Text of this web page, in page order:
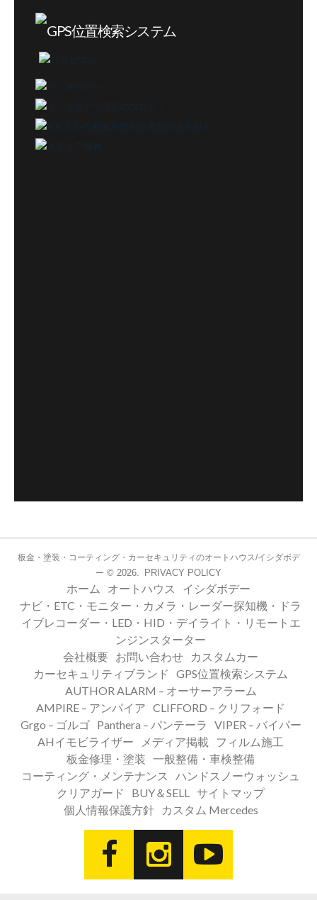
板金・塗装・コーティング・カーセキュリティのオートハウス/イシダボデ
ー © 2026. PRIVACY POLICY
ホーム オートハウス
イシダボデー
ナビ・ETC・モニター・カメラ・レーダー探知機・ドラ
イブレコーダー・LED・HID・デイライト・リモートエ
ンジンスターター
会社概要 お問い合わせ
カスタムカー
カーセキュリティブランド
GPS位置検索システム
AUTHOR ALARM – オーサーアラーム
AMPIRE – アンパイア CLIFFORD – クリフォード
Grgo – ゴルゴ
Panthera – パンテーラ
VIPER – バイパー
AHイモビライザー
メディア掲載
フィルム施工
板金修理・塗装 一般整備・車検整備
コーティング・メンテナンス
ハンドスノーウォッシュ
クリアガード
BUY＆SELL サイトマップ
個人情報保護方針
カスタム Mercedes